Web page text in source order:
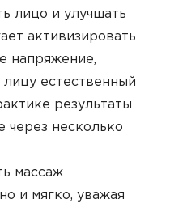
лицо и улучшать
активизировать
напряжение,
лицу естественный
результаты
через несколько
массаж
и мягко, уважая